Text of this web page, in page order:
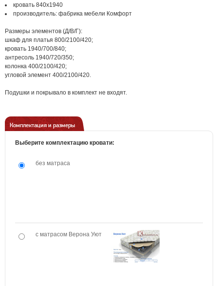
кровать 840х1940
производитель: фабрика мебели Комфорт
Размеры элементов (Д/В/Г):
шкаф для платья 800/2100/420;
кровать 1940/700/840;
антресоль 1940/720/350;
колонка 400/2100/420;
угловой элемент 400/2100/420.
Подушки и покрывало в комплект не входят.
Комплектация и размеры
Выберите комплектацию кровати:
без матраса
с матрасом Верона Уют